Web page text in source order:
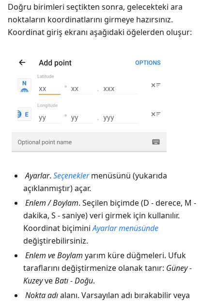
Doğru birimleri seçtikten sonra, gelecekteki ara
noktaların koordinatlarını girmeye hazırsınız.
Koordinat giriş ekranı aşağıdaki öğelerden oluşur:
Ayarlar. Seçeneklermenüsünü (yukarıda
açıklanmıştır) açar.
Enlem/Boylam. Seçilen biçimde (D - derece, M -
dakika, S - saniye) veri girmek için kullanılır.
Koordinat biçiminiAyarlarmenüsünde
değiştirebilirsiniz.
Enlem veBoylam yarım küre düğmeleri. Ufuk
taraflarını değiştirmenize olanak tanır: Güney -
KuzeyveBatı - Doğu.
Nokta adıalanı. Varsayılan adı bırakabilir veya